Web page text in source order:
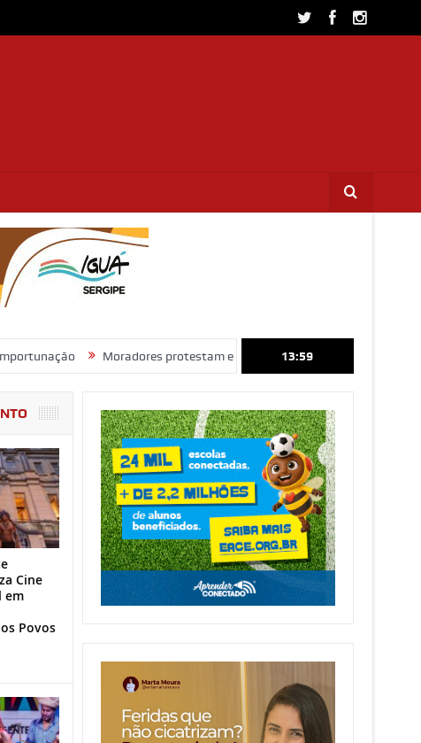
Moradores protestam e cobram regularização de terrenos, água e
13:59
Cine
em
Povos